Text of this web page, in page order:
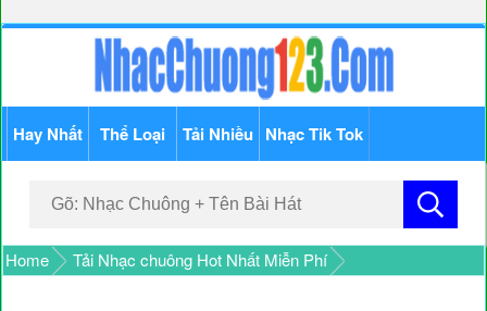
Hay Nhất Thể Loại Tải Nhiều Nhạc Tik Tok
Home Tải Nhạc chuông Hot Nhất Miễn Phí